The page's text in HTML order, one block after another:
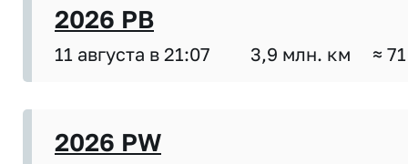
2026 PB
11 августа в 21:07 3,9 млн. км ≈
2026 PW